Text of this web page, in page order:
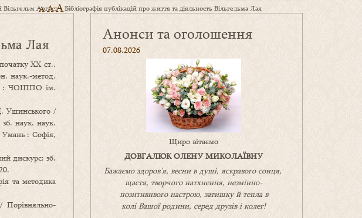
Вільгельм Август>Бібліографія публікацій про життя та діяльность Вільгельма Лая
A AA
Лая
ХХ ст..
наук.-метод.
: ЧОІППО ім.
Ушинського /
наук. наук.
: Софія,
дискурс: зб.
та методика
Анонси та оголошення
07.08.2026
Щиро вітаємо
ДОВГАЛЮК ОЛЕНУ МИКОЛАЇВНУ
Бажаємо здоров’я, весни в душі, яскравого сонця,
щастя, творчого натхнення, незмінно-
позитивнвого настрою, затишкуйтепла в
коліВашоїродини, серед друзів і колег!